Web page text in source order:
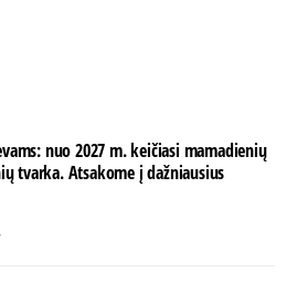
nuo 2027 m. keičiasi mamadienių
tvarka. Atsakome į dažniausius